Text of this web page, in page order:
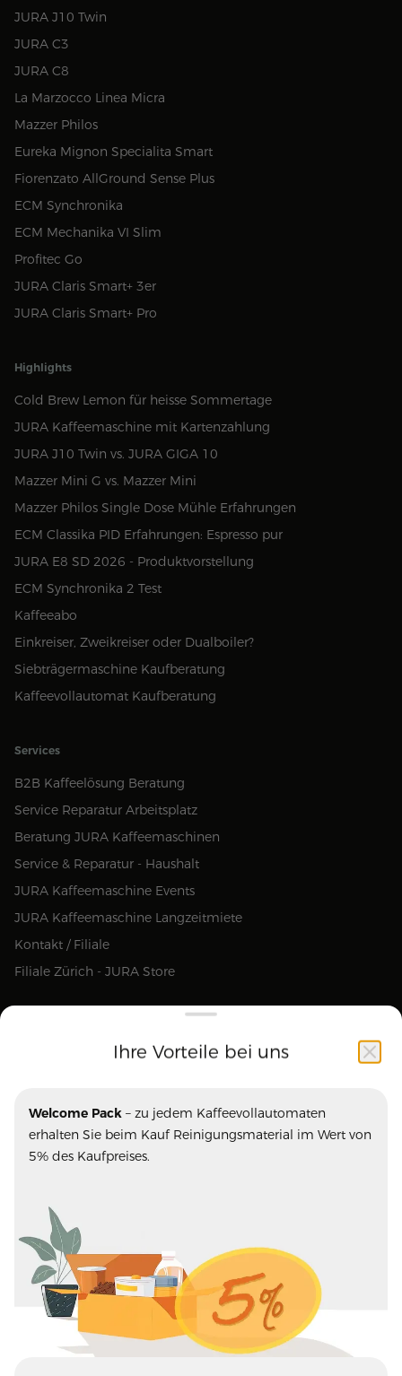
JURA J10 Twin
JURA C3
JURA C8
La Marzocco Linea Micra
Mazzer Philos
Eureka Mignon Specialita Smart
Fiorenzato AllGround Sense Plus
ECM Synchronika
ECM Mechanika VI Slim
Profitec Go
JURA Claris Smart+ 3er
JURA Claris Smart+ Pro
Highlights
Cold Brew Lemon für heisse Sommertage
JURA Kaffeemaschine mit Kartenzahlung
JURA J10 Twin vs. JURA GIGA 10
Mazzer Mini G vs. Mazzer Mini
Mazzer Philos Single Dose Mühle Erfahrungen
ECM Classika PID Erfahrungen: Espresso pur
JURA E8 SD 2026 - Produktvorstellung
ECM Synchronika 2 Test
Kaffeeabo
Einkreiser, Zweikreiser oder Dualboiler?
Siebträgermaschine Kaufberatung
Kaffeevollautomat Kaufberatung
Services
B2B Kaffeelösung Beratung
Service Reparatur Arbeitsplatz
Beratung JURA Kaffeemaschinen
Service & Reparatur - Haushalt
JURA Kaffeemaschine Events
JURA Kaffeemaschine Langzeitmiete
Kontakt / Filiale
Filiale Zürich - JURA Store
ECM
Eureka
Fiorenzato
Mazzer
Pausa Caffe
Rast Kaffee
Rocket
Stoll Kaffee
Turm Kaffee
© 2026, Kafi-Shop Imhof KLG
Impressum AGB
erhalten Sie beim Kauf Reinigungsmaterial im Wert von
5% des Kaufpreises.